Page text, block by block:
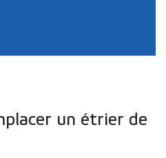
un étrier de